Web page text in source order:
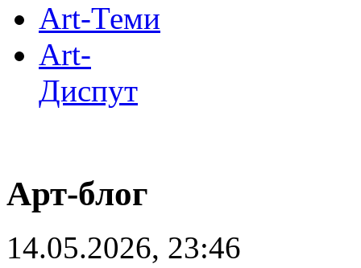
Art-Теми
Art-
Диспут
Арт-блог
14.05.2026, 23:46